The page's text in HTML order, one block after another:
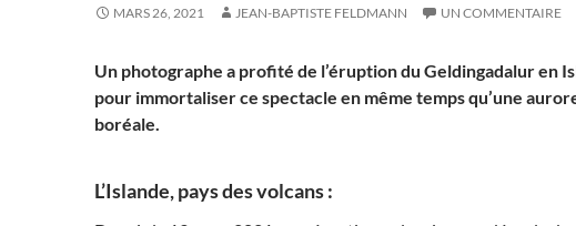
MARS 26, 2021 JEAN-BAPTISTE FELDMANN UN COMMENTAIRE
Un photographe a profité de l’éruption du Geldingadalur en
pour immortaliser ce spectacle en même temps qu’une
boréale.
L’Islande, pays des volcans :